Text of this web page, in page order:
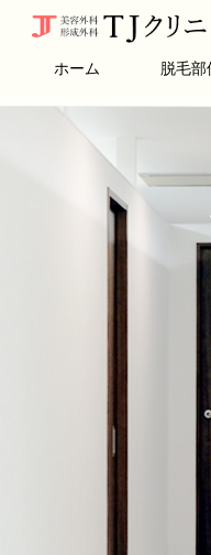
ホーム 脱毛部